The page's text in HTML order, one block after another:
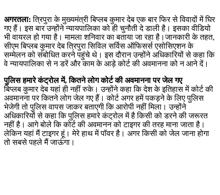
अगरतला: त्रिपुरा के मुख्यमंत्री बिप्लब कुमार देब एक बार फिर से विवादों में घिर
गए हैं। इस बार उन्होंने न्यायपालिका को ही चुनौती दे डाली है। इसका वीडियो
भी वायरल हो गया है। मामला शनिवार का बताया जा रहा है।जानकारी के तहत,
सीएम बिप्लब कुमार देब त्रिपुरा सिविल सर्विस ऑफिसर्स एसोसिएशन के
सम्मेलन को संबोधित करने पहुंचे थे। इस दौरान उन्होंने अधिकारियों से कहा कि
वे न्यायपालिका से न डरें और काम के आड़े कोर्ट की अवमानना को न आने दें।
पुलिस हमारे कंट्रोल में, कितने लोग कोर्ट की अवमानना पर जेल गए
बिप्लब कुमार देब यहां ही नहीं रुके। उन्होंने कहा कि देश के इतिहास में कोर्ट की
अवमानना पर कितने लोग जेल गए हैं। कोर्ट अगर हमें पकड़ने के लिए पुलिस
भेजेगी तो पुलिस वापस जाकर बताएगी कि आरोपी नहीं मिला। उन्होंने
अधिकारियों से कहा कि पुलिस हमारे कंट्रोल में है किसी को डरने की जरूरत
नहीं है। आगे बोले कि कोर्ट की अवमानन को टाइगर की तरह माना जाता है।
लेकिन यहां मैं टाइगर हूं। मेरे हाथ में पॉवर है। अगर किसी को जेल जाना होगा
तो सबसे पहले मैं जाऊंगा।